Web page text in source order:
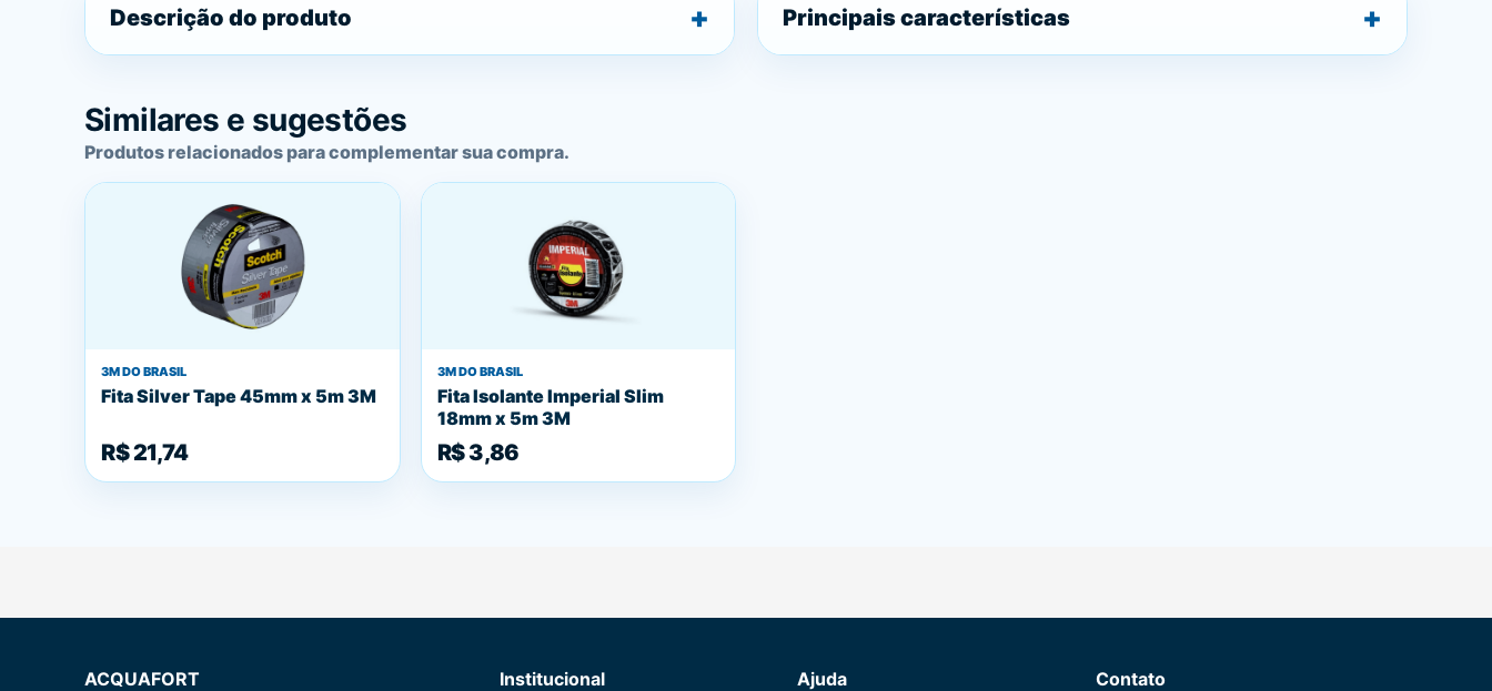
Descrição do produto Principais características
Similares e sugestões
Produtos relacionados para complementar sua compra.
3M DO BRASIL
Fita Silver Tape 45mm x 5m 3M
R$ 21,74
3M DO BRASIL
Fita Isolante Imperial Slim
18mm x 5m 3M
R$ 3,86
ACQUAFORT Institucional Ajuda Contato